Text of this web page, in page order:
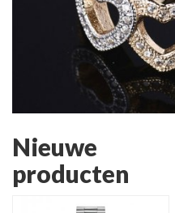
Nieuwe
producten